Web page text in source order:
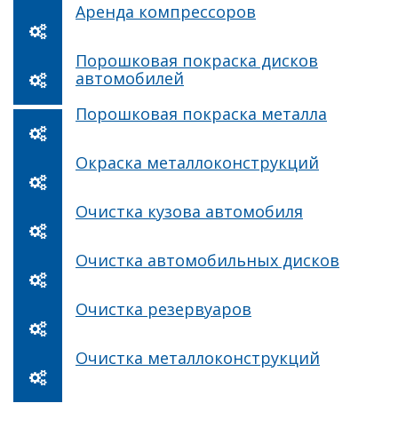
Аренда компрессоров
Порошковая покраска дисков
автомобилей
Порошковая покраска металла
Окраска металлоконструкций
Очистка кузова автомобиля
Очистка автомобильных дисков
Очистка резервуаров
Очистка металлоконструкций